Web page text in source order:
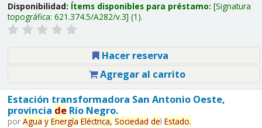
Disponibilidad: Ítems disponibles para préstamo: Signatura
topográfica: 621.374.5/A282/v.3 (1).
Hacer reserva
Agregar al carrito
Estación transformadora San Antonio Oeste,
provincia deRío Negro.
por Agua y Energía Eléctrica, Sociedad del Estado.